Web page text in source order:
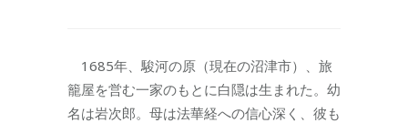
1685年、駿河の原（現在の沼津市）、旅
籠屋を営む一家のもとに白隠は生まれた。幼
名は岩次郎。母は法華経への信心深く、彼も